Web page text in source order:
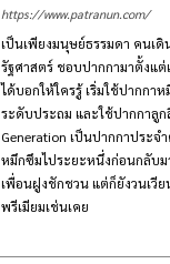
https://www.patranun.com/
เป็นเพียงมนุษย์ธรรมดา คนเดิ
รัฐศาสตร์ ชอบปากกามาตั้งแ
ได้บอกให้ใครรู้ เริ่มใช้ปากกา
ระดับประถม และใช้ปากกาลู
Generation เป็นปากกาประจ
หมึกซึมไประยะหนึ่งก่อนกลับม
เพื่อนฝูงชักชวน แต่ก็ยังวนเวี
พรีเมียมเช่นเคย